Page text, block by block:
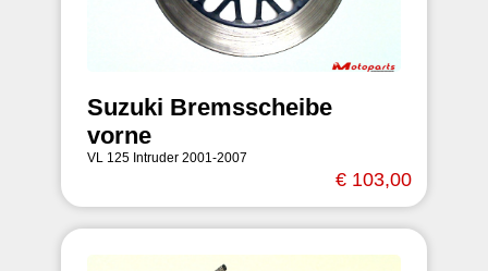
Suzuki Bremsscheibe
vorne
VL 125 Intruder 2001-2007
€ 103,00